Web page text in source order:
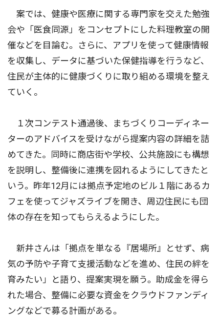
案では、健康や医療に関する専門家を交えた勉強
会や「医食同源」をコンセプトにした料理教室の開
催などを目論む。さらに、アプリを使って健康情報
を収集し、データに基づいた保健指導を行うなど、
住民が主体的に健康づくりに取り組める環境を整え
ていく。
１次コンテスト通過後、まちづくりコーディネー
ターのアドバイスを受けながら提案内容の詳細を詰
めてきた。同時に商店街や学校、公共施設にも構想
を説明し、整備後に連携を図れるようにしてきたと
いう。昨年12月には拠点予定地のビル１階にあるカ
フェを使ってジャズライブを開き、周辺住民にも団
体の存在を知ってもらえるようにした。
新井さんは「拠点を単なる『居場所』とせず、病
気の予防や子育て支援活動などを進め、住民の絆を
育みたい」と語り、提案実現を願う。助成金を得ら
れた場合、整備に必要な資金をクラウドファンディ
ングなどで募る計画がある。